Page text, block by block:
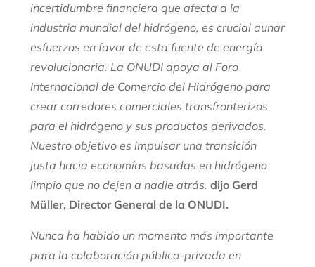
incertidumbre financiera que afecta a la
industria mundial del hidrógeno, es crucial aunar
esfuerzos en favor de esta fuente de energía
revolucionaria. La ONUDI apoya al Foro
Internacional de Comercio del Hidrógeno para
crear corredores comerciales transfronterizos
para el hidrógeno y sus productos derivados.
Nuestro objetivo es impulsar una transición
justa hacia economías basadas en hidrógeno
limpio que no dejen a nadie atrás. dijo Gerd
Müller, Director General de la ONUDI.
Nunca ha habido un momento más importante
para la colaboración público-privada en